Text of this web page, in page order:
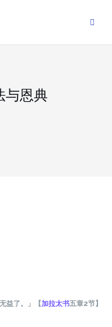
与恩典
益了。」【加拉太书五章2节】